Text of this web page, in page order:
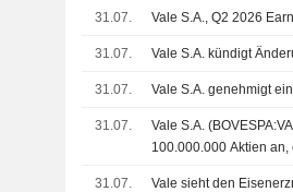
31.07. Vale S.A., Q2 2026
31.07. Vale S.A. kündigt
31.07. Vale S.A. genehmigt
31.07.
Vale S.A.
100.000.000 Aktien
31.07. Vale sieht den